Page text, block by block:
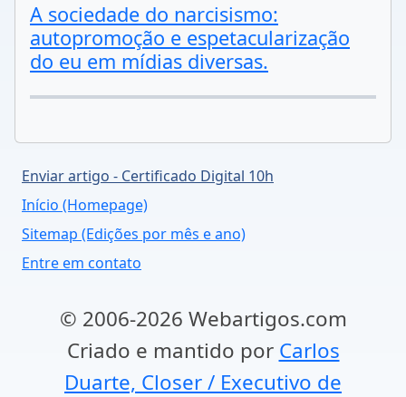
A sociedade do narcisismo:
autopromoção e espetacularização
do eu em mídias diversas.
Enviar artigo - Certificado Digital 10h
Início (Homepage)
Sitemap (Edições por mês e ano)
Entre em contato
© 2006-2026 Webartigos.com
Criado e mantido por Carlos
Duarte, Closer / Executivo de